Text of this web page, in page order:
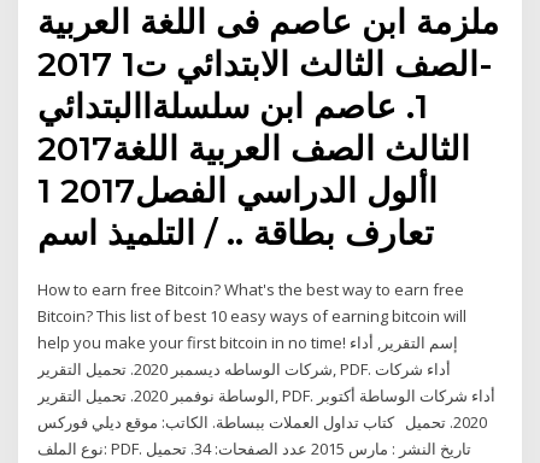
ملزمة ابن عاصم فى اللغة العربية
-الصف الثالث الابتدائي ت1 2017
1. ‫عاصم‬ ‫ابن‬ ‫سلسلة‬‫االبتدائي‬
‫الثالث‬ ‫الصف‬ ‫العربية‬ ‫اللغة‬2017
‫األول‬ ‫الدراسي‬ ‫الفصل‬2017 1
‫تعارف‬ ‫بطاقة‬ .. / ‫التلميذ‬ ‫اسم
How to earn free Bitcoin? What's the best way to earn free
Bitcoin? This list of best 10 easy ways of earning bitcoin will
help you make your first bitcoin in no time! إسم التقرير, أداء
شركات الوساطه ديسمبر 2020. تحميل التقرير, PDF. أداء شركات
الوساطة نوفمبر 2020. تحميل التقرير, PDF. أداء شركات الوساطة أكتوبر
2020. تحميل كتاب تداول العملات ببساطة. الكاتب: موقع ديلي فوركس
نوع الملف: PDF. تاريخ النشر : مارس 2015 عدد الصفحات: 34. تحميل